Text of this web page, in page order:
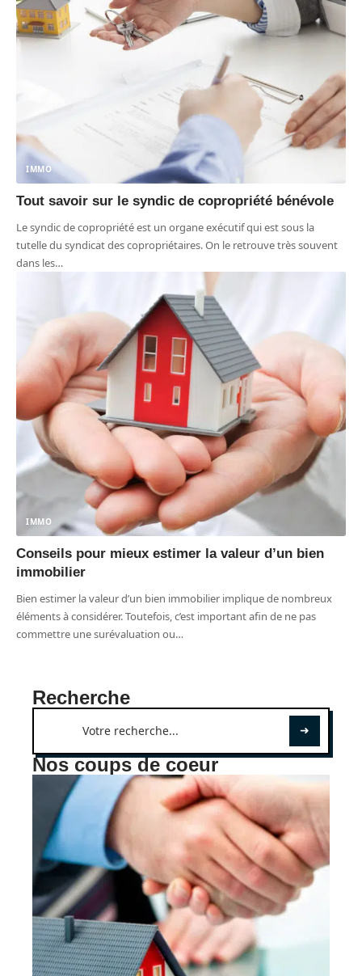
IMMO
Tout savoir sur le syndic de copropriété bénévole
Le syndic de copropriété est un organe exécutif qui est sous la
tutelle du syndicat des copropriétaires. On le retrouve très souvent
dans les…
IMMO
Conseils pour mieux estimer la valeur d’un bien
immobilier
Bien estimer la valeur d’un bien immobilier implique de nombreux
éléments à considérer. Toutefois, c’est important afin de ne pas
commettre une surévaluation ou…
Recherche
Nos coups de coeur